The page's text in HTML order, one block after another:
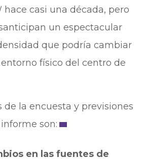
hace casi una década, pero
un espectacular
que podría cambiar
físico del centro de
de la encuesta y previsiones
son:
en las fuentes de